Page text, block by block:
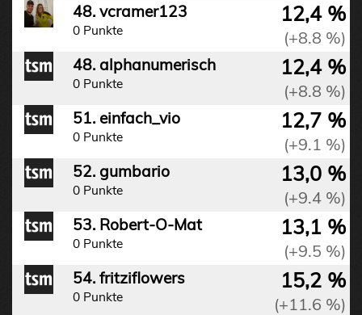
48. vcramer123
0 Punkte
12,4 %
(+8.8 %)
48. alphanumerisch
0 Punkte
12,4 %
(+8.8 %)
51. einfach_vio
0 Punkte
12,7 %
(+9.1 %)
52. gumbario
0 Punkte
13,0 %
(+9.4 %)
53. Robert-O-Mat
0 Punkte
13,1 %
(+9.5 %)
54. fritziflowers
0 Punkte
15,2 %
(+11.6 %)